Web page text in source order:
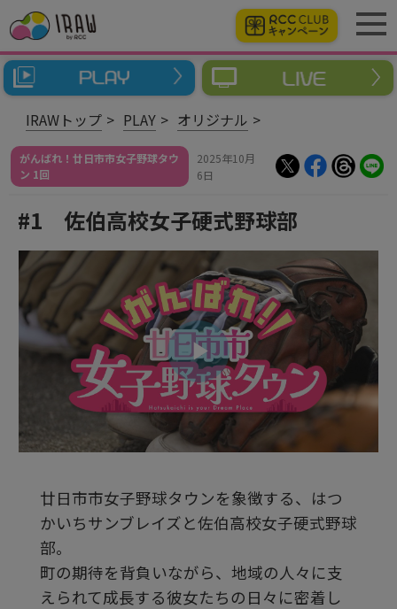
IRAWトップ PLAY オリジナル
がんばれ！廿日市市女子野球タウ
ン 1回
2025年10月
6日
#1 佐伯高校女子硬式野球部
ビ
デ
オ
を
廿日市市女子野球タウンを象徴する、はつ
かいちサンブレイズと佐伯高校女子硬式野球
部。
町の期待を背負いながら、地域の人々に支
えられて成長する彼女たちの日々に密着し